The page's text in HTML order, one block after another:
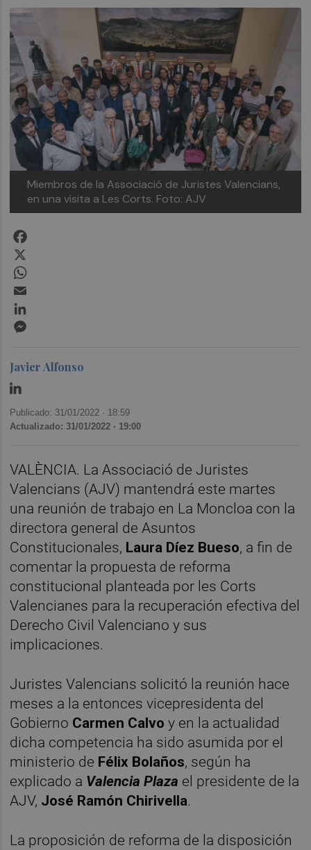
Miembros de la Associació de Juristes Valencians,
en una visita a Les Corts. Foto: AJV
Javier Alfonso
Publicado: 31/01/2022 · 18:59
Actualizado: 31/01/2022 · 19:00
VALÈNCIA. La Associació de Juristes
Valencians (AJV) mantendrá este martes
una reunión de trabajo en La Moncloa con la
directora general de Asuntos
Constitucionales, Laura Díez Bueso, a fin de
comentar la propuesta de reforma
constitucional planteada por les Corts
Valencianes para la recuperación efectiva del
Derecho Civil Valenciano y sus
implicaciones.
Juristes Valencians solicitó la reunión hace
meses a la entonces vicepresidenta del
Gobierno Carmen Calvo y en la actualidad
dicha competencia ha sido asumida por el
ministerio de Félix Bolaños, según ha
explicado a Valencia Plaza el presidente de la
AJV, José Ramón Chirivella.
La proposición de reforma de la disposición